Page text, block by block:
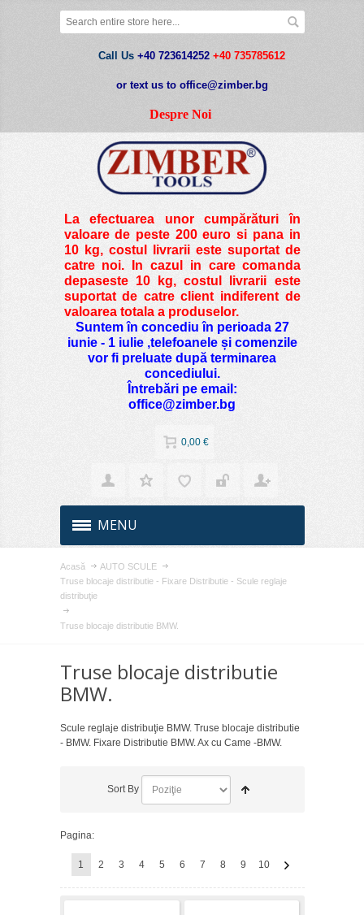
Call Us +40 723614252 +40 735785612
or text us to office@zimber.bg
Despre Noi
La efectuarea unor cumpărături în
valoare de peste200 euro si pana in
10 kg, costul livrarii este suportat de
catre noi. In cazul in care comanda
depaseste 10 kg, costul livrarii este
suportat de catre client indiferent de
valoarea totala a produselor.
Suntem în concediu în perioada 27
iunie - 1 iulie ,telefoanele și comenzile
vor fi preluate după terminarea
concediului.
Întrebări pe email:
office@zimber.bg
0,00 €
MENU
Acasă
AUTO SCULE
Truse blocaje distributie - Fixare Distributie - Scule reglaje
distribuţie
Truse blocaje distributie BMW.
Truse blocaje distributie
BMW.
Scule reglaje distribuţie BMW. Truse blocaje distributie
- BMW. Fixare Distributie BMW. Ax cu Came -BMW.
Sort By
Pagina:
1 2 3 4 5 6 7 8 9 10